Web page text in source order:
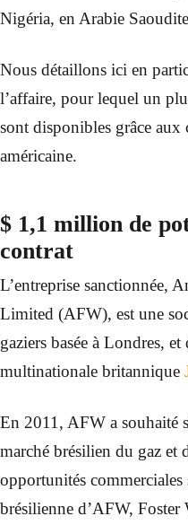
Nigéria, en Arabie
Nous détaillons ici en
l’affaire, pour lequel un
sont disponibles grâce aux
américaine.
$ 1,1 million de
contrat
L’entreprise sanctionnée,
Limited (AFW), est une
gaziers basée à Londres,
multinationale britannique
En 2011, AFW a souhaité
marché brésilien du gaz et
opportunités
brésilienne d’AFW,